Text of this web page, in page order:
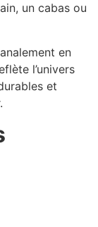
un cabas ou
en
l’univers
et